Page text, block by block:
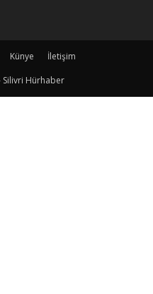
Künye
İletişim
Hürhaber